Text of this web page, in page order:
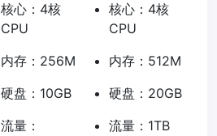
核心：4核
CPU
内存：256M
硬盘：10GB
流量：
核心：4核
CPU
内存：512M
硬盘：20GB
流量：1TB